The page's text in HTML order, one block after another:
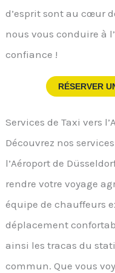
d’esprit sont au cœur
nous vous conduire à
confiance !
RÉSERVER
Services de Taxi vers
Découvrez nos
l’Aéroport de
rendre votre voyage
équipe de chauffeurs
déplacement
ainsi les tracas du
commun. Que vous